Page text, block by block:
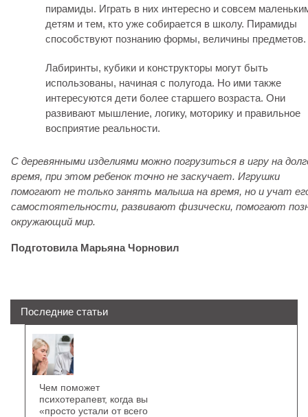
пирамиды. Играть в них интересно и совсем
детям и тем, кто уже собирается в школу. Пирамиды
способствуют познанию формы, величины предметов.
Лабиринты, кубики и конструкторы могут быть
использованы, начиная с полугода. Но ими также
интересуются дети более старшего возраста. Они
развивают мышление, логику, моторику и правильное
восприятие реальности.
С деревянными изделиями можно погрузиться в игру на
время, при этом ребенок точно не заскучает. Игрушки
помогают не только занять малыша на время, но и учат
самостоятельности, развивают физически, помогают
окружающий мир.
Подготовила Марьяна Чорновил
Последние статьи
Чем поможет
психотерапевт, когда вы
«просто устали от всего